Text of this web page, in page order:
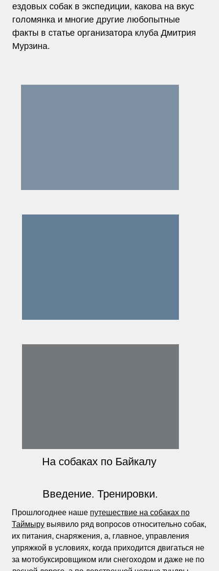
Прошлогоднее наше путешествие на собаках по
Таймыру выявило ряд вопросов относительно собак,
их питания, снаряжения, а, главное, управления
упряжкой в условиях, когда приходится двигаться не
за мотобуксировщиком или снегоходом и даже не по
Введение. Тренировки.
ездовых собак в экспедиции, какова на вкус
голомянка и многие другие любопытные
факты в статье организатора клуба Дмитрия
Мурзина.
На собаках по Байкалу